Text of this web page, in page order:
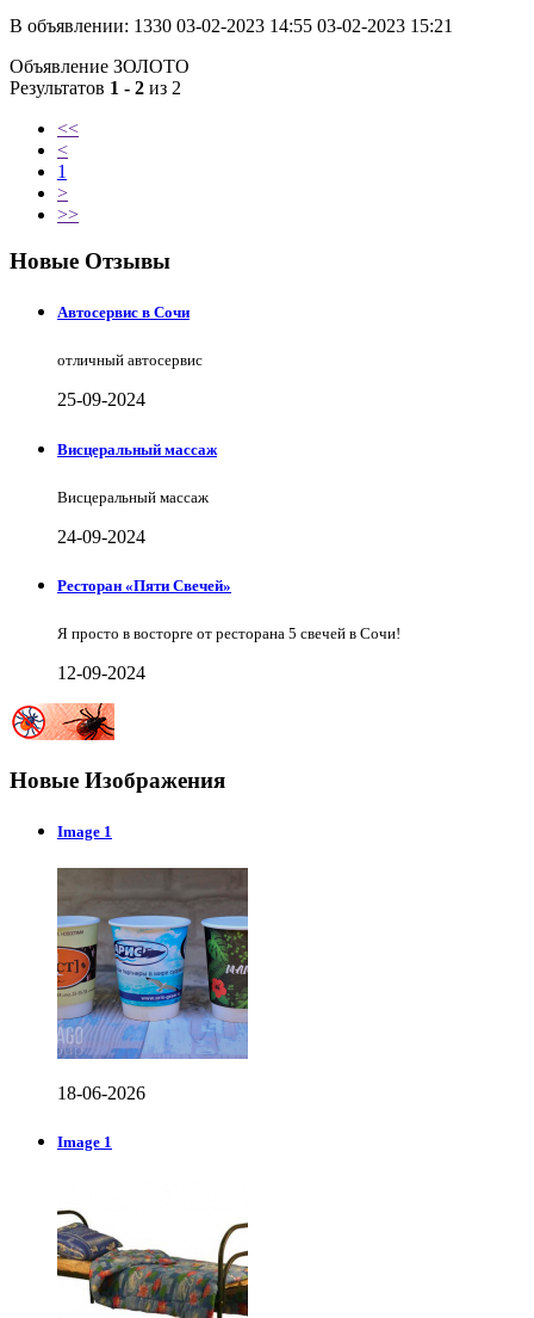
В объявлении: 1330 03-02-2023 14:55 03-02-2023 15:21
Объявление ЗОЛОТО
Результатов 1 - 2 из 2
<<
<
1
>
>>
Новые Отзывы
Автосервис в Сочи
отличный автосервис
25-09-2024
Висцеральный массаж
Висцеральный массаж
24-09-2024
Ресторан «Пяти Свечей»
Я просто в восторге от ресторана 5 свечей в Сочи!
12-09-2024
Новые Изображения
Image 1
18-06-2026
Image 1